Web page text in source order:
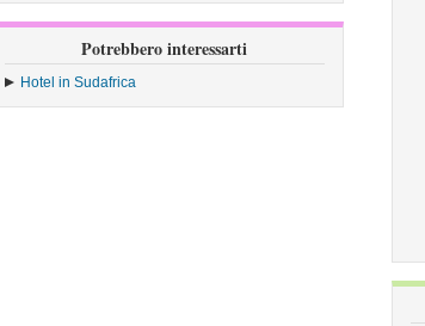
Potrebbero interessarti
Hotel in Sudafrica